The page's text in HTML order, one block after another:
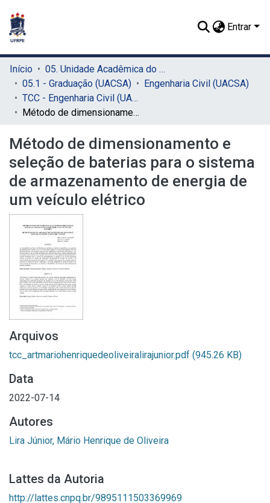
Entrar
Início
05. Unidade Acadêmica do Cabo de Santo Agostinho (UACSA)
05.1 - Graduação (UACSA)
Engenharia Civil (UACSA)
TCC - Engenharia Civil (UACSA)
Método de dimensionamento e seleção de baterias para o sistema de armazenamento de energia de um veículo elétrico
Método de dimensionamento e
seleção de baterias para o sistema
de armazenamento de energia de
um veículo elétrico
Arquivos
tcc_artmariohenriquedeoliveiralirajunior.pdf (945.26 KB)
Data
2022-07-14
Autores
Lira Júnior, Mário Henrique de Oliveira
Lattes da Autoria
http://lattes.cnpq.br/9895111503369969